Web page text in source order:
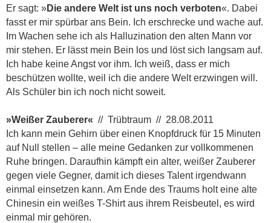
Er sagt: »Die andere Welt ist uns noch verboten«. Dabei
fasst er mir spürbar ans Bein. Ich erschrecke und wache auf.
Im Wachen sehe ich als Halluzination den alten Mann vor
mir stehen. Er lässt mein Bein los und löst sich langsam auf.
Ich habe keine Angst vor ihm. Ich weiß, dass er mich
beschützen wollte, weil ich die andere Welt erzwingen will.
Als Schüler bin ich noch nicht soweit.
»Weißer Zauberer« // Trübtraum // 28.08.2011
Ich kann mein Gehirn über einen Knopfdruck für 15 Minuten
auf Null stellen – alle meine Gedanken zur vollkommenen
Ruhe bringen. Daraufhin kämpft ein alter, weißer Zauberer
gegen viele Gegner, damit ich dieses Talent irgendwann
einmal einsetzen kann. Am Ende des Traums holt eine alte
Chinesin ein weißes T-Shirt aus ihrem Reisbeutel, es wird
einmal mir gehören.